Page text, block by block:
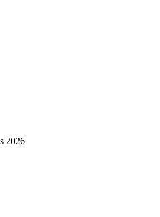
2026